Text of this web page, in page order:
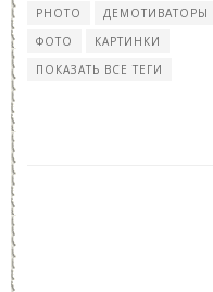
PHOTO ДЕМОТИВАТОРЫ
ФОТО
КАРТИНКИ
ПОКАЗАТЬ ВСЕ ТЕГИ